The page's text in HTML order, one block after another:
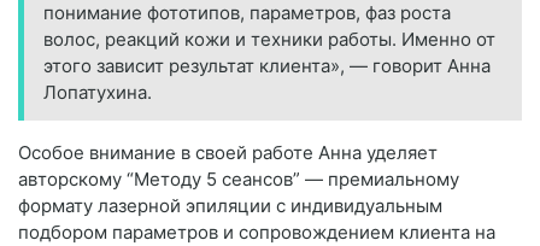
понимание фототипов, параметров, фаз роста
волос, реакций кожи и техники работы. Именно от
этого зависит результат клиента», — говорит Анна
Лопатухина.
Особое внимание в своей работе Анна уделяет
авторскому “Методу 5 сеансов” — премиальному
формату лазерной эпиляции с индивидуальным
подбором параметров и сопровождением клиента на